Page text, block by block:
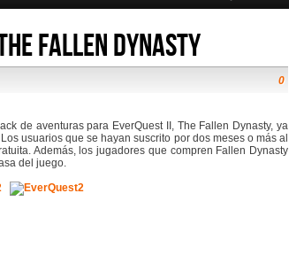
Fallen Dynasty
0
de aventuras para EverQuest II, The Fallen Dynasty, ya
usuarios que se hayan suscrito por dos meses o más al
Además, los jugadores que compren Fallen Dynasty
del juego.